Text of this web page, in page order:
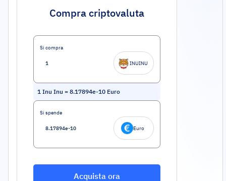
Compra criptovaluta
Si compra
INUINU
1 Inu Inu = 8.17894e-10 Euro
Si spende
Euro
Acquista ora